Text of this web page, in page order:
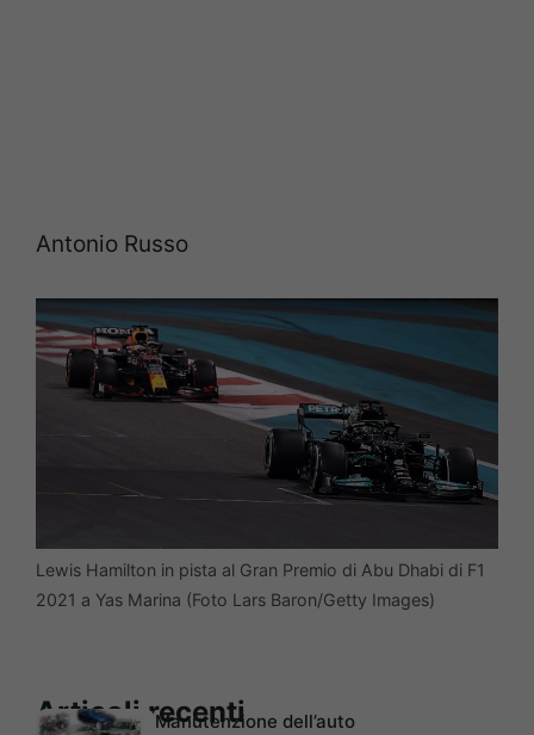
Antonio Russo
Lewis Hamilton in pista al Gran Premio di Abu Dhabi di F1
2021 a Yas Marina (Foto Lars Baron/Getty Images)
Articoli recentiManutenzione dell’auto